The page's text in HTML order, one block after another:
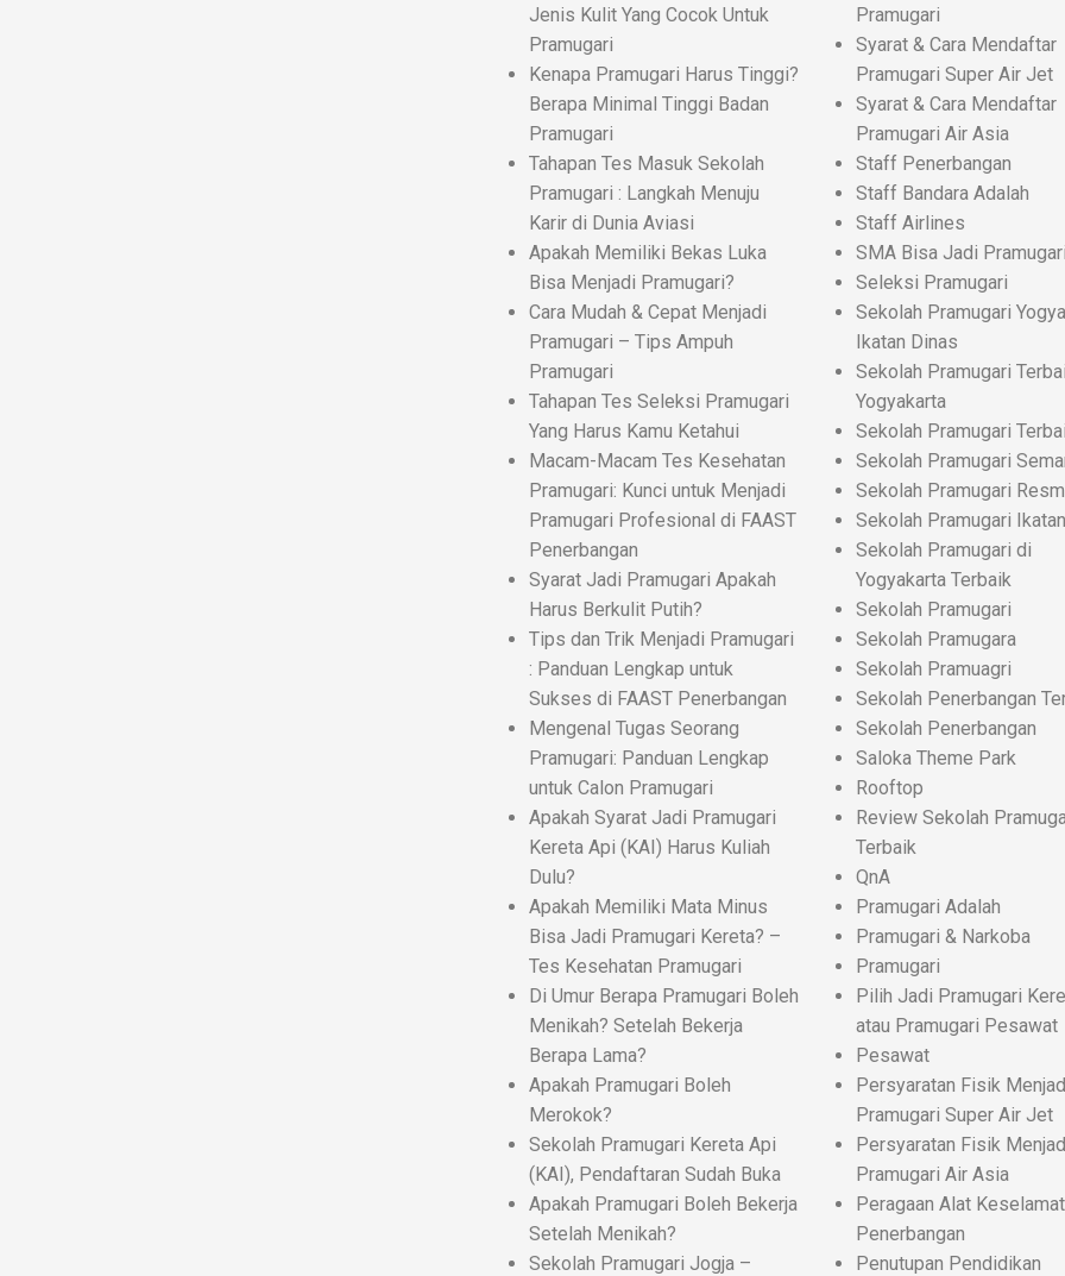
Jenis Kulit Yang Cocok Untuk
Pramugari
Kenapa Pramugari Harus Tinggi?
Berapa Minimal Tinggi Badan
Pramugari
Tahapan Tes Masuk Sekolah
Pramugari : Langkah Menuju
Karir di Dunia Aviasi
Apakah Memiliki Bekas Luka
Bisa Menjadi Pramugari?
Cara Mudah & Cepat Menjadi
Pramugari – Tips Ampuh
Pramugari
Tahapan Tes Seleksi Pramugari
Yang Harus Kamu Ketahui
Macam-Macam Tes Kesehatan
Pramugari: Kunci untuk Menjadi
Pramugari Profesional di FAAST
Penerbangan
Syarat Jadi Pramugari Apakah
Harus Berkulit Putih?
Tips dan Trik Menjadi Pramugari
: Panduan Lengkap untuk
Sukses di FAAST Penerbangan
Mengenal Tugas Seorang
Pramugari: Panduan Lengkap
untuk Calon Pramugari
Apakah Syarat Jadi Pramugari
Kereta Api (KAI) Harus Kuliah
Dulu?
Apakah Memiliki Mata Minus
Bisa Jadi Pramugari Kereta? –
Tes Kesehatan Pramugari
Di Umur Berapa Pramugari Boleh
Menikah? Setelah Bekerja
Berapa Lama?
Apakah Pramugari Boleh
Merokok?
Sekolah Pramugari Kereta Api
(KAI), Pendaftaran Sudah Buka
Apakah Pramugari Boleh Bekerja
Setelah Menikah?
Sekolah Pramugari Jogja –
Pramugari
Syarat & Cara Mendaftar
Pramugari Super Air Jet
Syarat & Cara Mendaftar
Pramugari Air Asia
Staff Penerbangan
Staff Bandara Adalah
Staff Airlines
SMA Bisa Jadi
Seleksi Pramugari
Sekolah Pramugari
Ikatan Dinas
Sekolah Pramugari
Yogyakarta
Sekolah Pramugari
Sekolah Pramugari
Sekolah Pramugari
Sekolah Pramugari
Sekolah Pramugari di
Yogyakarta Terbaik
Sekolah Pramugari
Sekolah Pramugara
Sekolah Pramuagri
Sekolah Penerbangan
Sekolah Penerbangan
Saloka Theme Park
Rooftop
Review Sekolah
Terbaik
QnA
Pramugari Adalah
Pramugari & Narkoba
Pramugari
Pilih Jadi Pramugari
atau Pramugari Pesawat
Pesawat
Persyaratan Fisik
Pramugari Super Air Jet
Persyaratan Fisik
Pramugari Air Asia
Peragaan Alat
Penerbangan
Penutupan Pendidikan